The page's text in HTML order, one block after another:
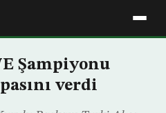
Şampiyonu
verdi